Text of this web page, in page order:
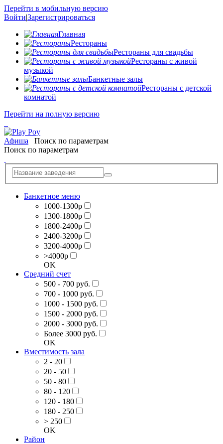
Перейти в мобильную версию
Войти|Зарегистрироваться
Главная
Рестораны
Рестораны для свадьбы
Рестораны с живой
музыкой
Банкетные залы
Рестораны с детской
комнатой
Перейти на полную версию
Афиша
Поиск по параметрам
Поиск по параметрам
Банкетное меню
1000-1300р
1300-1800р
1800-2400р
2400-3200р
3200-4000р
>4000р
OK
Средний счет
500 - 700 руб.
700 - 1000 руб.
1000 - 1500 руб.
1500 - 2000 руб.
2000 - 3000 руб.
Более 3000 руб.
OK
Вместимость зала
2 - 20
20 - 50
50 - 80
80 - 120
120 - 180
180 - 250
> 250
OK
Район